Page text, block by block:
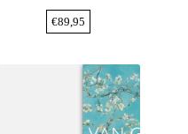
€89,95